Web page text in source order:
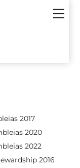
2017
2020
2022
2016